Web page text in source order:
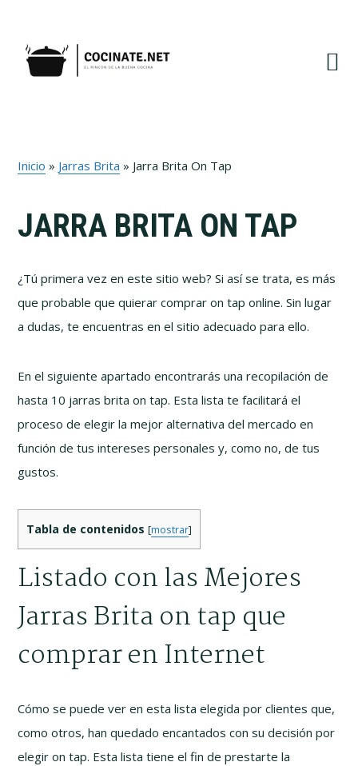
navegación
principal
contenido
principal
barra
Inicio » Jarras Brita » Jarra Brita On Tap
JARRA BRITA ON TAP
¿Tú primera vez en este sitio web? Si así se trata, es más
que probable que quierar comprar on tap online. Sin lugar
a dudas, te encuentras en el sitio adecuado para ello.
En el siguiente apartado encontrarás una recopilación de
hasta 10 jarras brita on tap. Esta lista te facilitará el
proceso de elegir la mejor alternativa del mercado en
función de tus intereses personales y, como no, de tus
gustos.
Tabla de contenidos [mostrar]
Listado con las Mejores
Jarras Brita on tap que
comprar en Internet
Cómo se puede ver en esta lista elegida por clientes que,
como otros, han quedado encantados con su decisión por
elegir on tap. Esta lista tiene el fin de prestarte la